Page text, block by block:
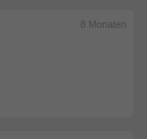
8 Monaten